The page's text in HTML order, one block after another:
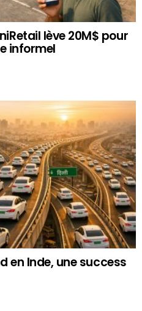
lève 20M$ pour
informel
en Inde, une success